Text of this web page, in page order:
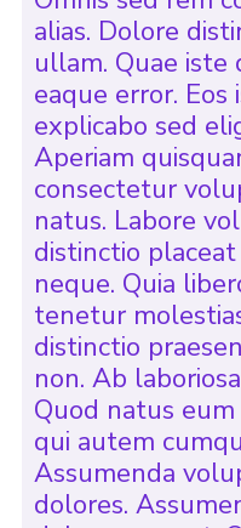
alias. Dolore
ullam. Quae
eaque error.
explicabo sed
Aperiam
consectetur
natus. Labore
distinctio
neque. Quia
tenetur
distinctio
non. Ab
Quod natus
qui autem
Assumenda
dolores.